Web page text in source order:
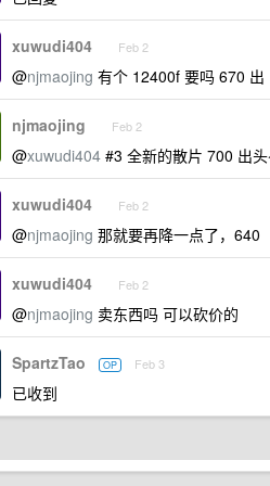
xuwudi404 Feb 2
@njmaojing 有个 12400f 要吗 670 出
njmaojing Feb 2
@xuwudi404 #3 全新的散片 700 出
xuwudi404 Feb 2
@njmaojing 那就要再降一点了，640
xuwudi404 Feb 2
@njmaojing 卖东西吗 可以砍价的
SpartzTao OP Feb 3
已收到